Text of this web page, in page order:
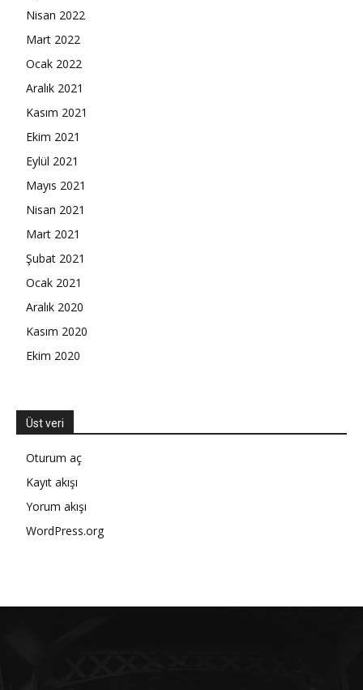
Nisan 2022
Mart 2022
Ocak 2022
Aralık 2021
Kasım 2021
Ekim 2021
Eylül 2021
Mayıs 2021
Nisan 2021
Mart 2021
Şubat 2021
Ocak 2021
Aralık 2020
Kasım 2020
Ekim 2020
Üst veri
Oturum aç
Kayıt akışı
Yorum akışı
WordPress.org